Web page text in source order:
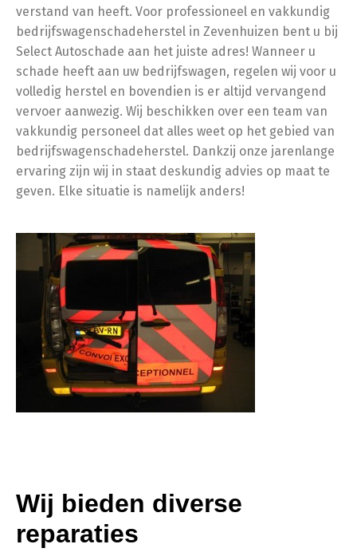
verstand van heeft. Voor professioneel en vakkundig
bedrijfswagenschadeherstel in Zevenhuizen bent u bij
Select Autoschade aan het juiste adres! Wanneer u
schade heeft aan uw bedrijfswagen, regelen wij voor u
volledig herstel en bovendien is er altijd vervangend
vervoer aanwezig. Wij beschikken over een team van
vakkundig personeel dat alles weet op het gebied van
bedrijfswagenschadeherstel. Dankzij onze jarenlange
ervaring zijn wij in staat deskundig advies op maat te
geven. Elke situatie is namelijk anders!
Wij bieden diverse
reparaties